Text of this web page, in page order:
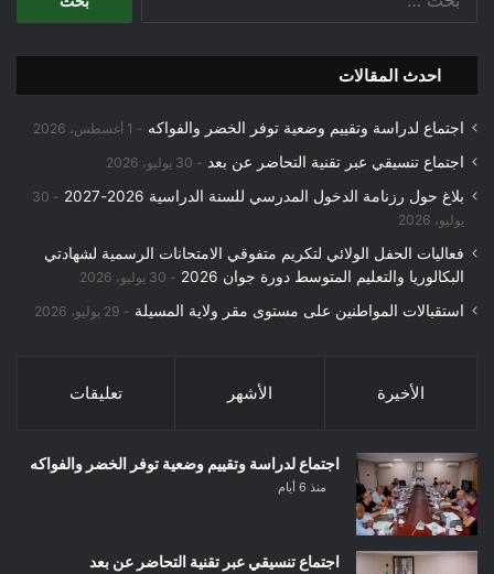
احدث المقالات
اجتماع لدراسة وتقييم وضعية توفر الخضر والفواكه 1 أغسطس، 2026
اجتماع تنسيقي عبر تقنية التحاضر عن بعد 30 يوليو، 2026
بلاغ حول رزنامة الدخول المدرسي للسنة الدراسية 2026-2027
30
يوليو، 2026
فعاليات الحفل الولائي لتكريم متفوقي الامتحانات الرسمية لشهادتي
البكالوريا والتعليم المتوسط دورة جوان 2026
30 يوليو، 2026
استقبالات المواطنين على مستوى مقر ولاية المسيلة 29 يوليو، 2026
الأخيرة الأشهر تعليقات
اجتماع لدراسة وتقييم وضعية توفر الخضر والفواكه
منذ 6 أيام
اجتماع تنسيقي عبر تقنية التحاضر عن بعد